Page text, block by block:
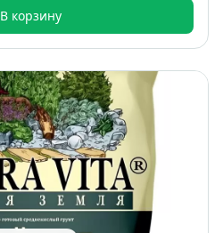
В корзину